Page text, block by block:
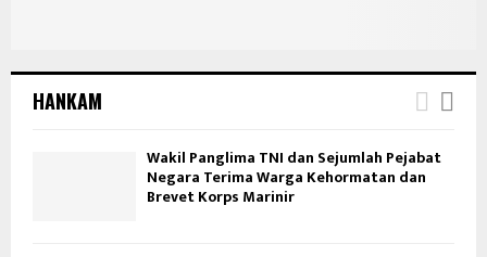
HANKAM
Wakil Panglima TNI dan Sejumlah Pejabat
Negara Terima Warga Kehormatan dan
Brevet Korps Marinir